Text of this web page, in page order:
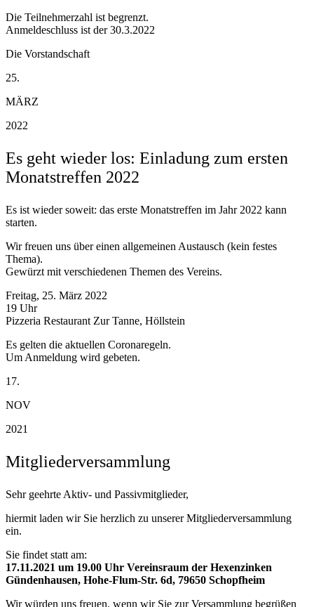
Die Teilnehmerzahl ist begrenzt.
Anmeldeschluss ist der 30.3.2022
Die Vorstandschaft
25.
MÄRZ
2022
Es geht wieder los: Einladung zum ersten
Monatstreffen 2022
Es ist wieder soweit: das erste Monatstreffen im Jahr 2022 kann
starten.
Wir freuen uns über einen allgemeinen Austausch (kein festes
Thema).
Gewürzt mit verschiedenen Themen des Vereins.
Freitag, 25. März 2022
19 Uhr
Pizzeria Restaurant Zur Tanne, Höllstein
Es gelten die aktuellen Coronaregeln.
Um Anmeldung wird gebeten.
17.
NOV
2021
Mitgliederversammlung
Sehr geehrte Aktiv- und Passivmitglieder,
hiermit laden wir Sie herzlich zu unserer Mitgliederversammlung
ein.
Sie findet statt am:
17.11.2021 um 19.00 Uhr Vereinsraum der Hexenzinken
Gündenhausen, Hohe-Flum-Str. 6d, 79650 Schopfheim
Wir würden uns freuen, wenn wir Sie zur Versammlung begrüßen